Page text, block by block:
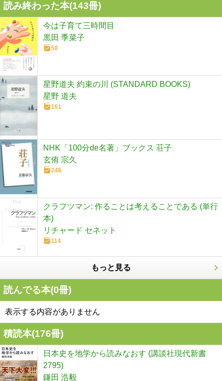
読み終わった本(143冊)
今は子育て三時間目
黒田 季菜子
50
星野道夫 約束の川 (STANDARD BOOKS)
星野 道夫
161
NHK「100分de名著」ブックス 荘子
玄侑 宗久
246
クラフツマン: 作ることは考えることである (単行
本)
リチャード セネット
114
もっと見る
読んでる本(0冊)
表示する内容がありません
積読本(176冊)
日本史を地学から読みなおす (講談社現代新書
2795)
鎌田 浩毅